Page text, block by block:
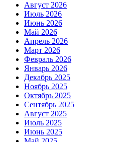
Август 2026
Июль 2026
Июнь 2026
Май 2026
Апрель 2026
Март 2026
Февраль 2026
Январь 2026
Декабрь 2025
Ноябрь 2025
Октябрь 2025
Сентябрь 2025
Август 2025
Июль 2025
Июнь 2025